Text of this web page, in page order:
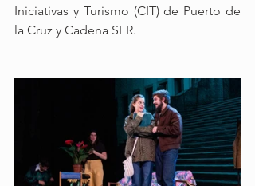
Iniciativas y Turismo (CIT) de Puerto de
la Cruz y Cadena SER.